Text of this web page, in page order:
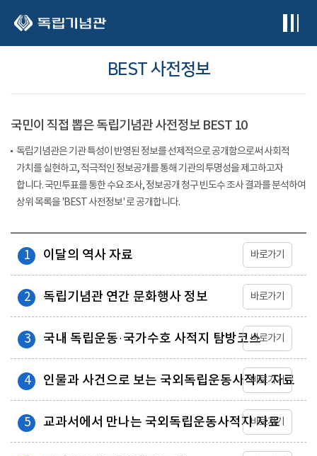
BEST 사전정보
국민이 직접 뽑은 독립기념관 사전정보 BEST 10
독립기념관은 기관 특성이 반영된 정보를 선제적으로 공개함으로써 사회적
가치를 실현하고, 적극적인 정보공개를 통해 기관의 투명성을 제고하고자
합니다. 국민투표를 통한 수요 조사, 정보공개 청구 빈도수 조사 결과를 분석하여
상위 목록을 'BEST 사전정보' 로 공개합니다.
1 이달의 역사 자료 바로가기
2 독립기념관 연간 문화행사 정보 바로가기
3 국내 독립운동·국가수호 사적지 탐방코스바로가기
4 인물과 사건으로 보는 국외독립운동사적지 자료
바로가기
5 교과서에서 만나는 국외독립운동사적지 자료
바로가기